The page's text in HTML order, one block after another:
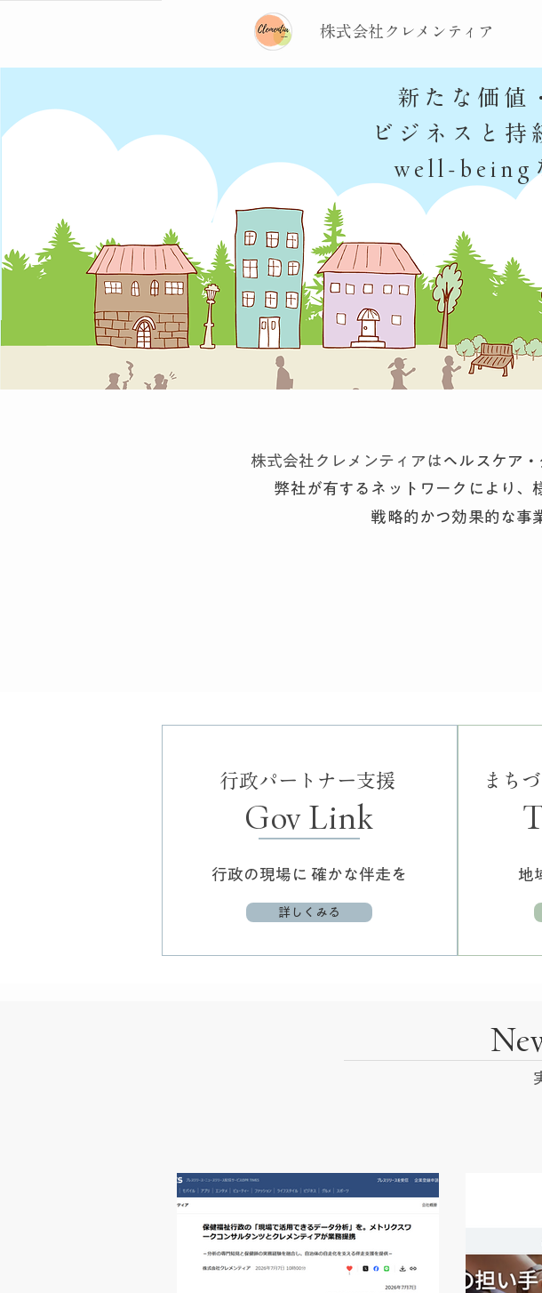
株式会社クレメンティア
新たな価値
ビジネスと持
well-being
​株式会社クレメンティアは ヘルスケア
弊社が有するネットワークにより、
戦略的かつ効果的な事
行政パートナー支援
Gov Link
行政の現場に 確かな伴走を
詳しくみる
まち
地